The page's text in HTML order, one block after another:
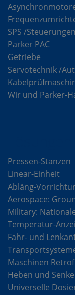
SPS /Steuerungen
Parker PAC
Getriebe
Servotechnik /
Wir und Parker-
Pressen-Stanzen
Linear-Einheit
Abläng-
Aerospace:
Military:
Temperatur-
Fahr- und
Maschinen
Heben und
Universelle